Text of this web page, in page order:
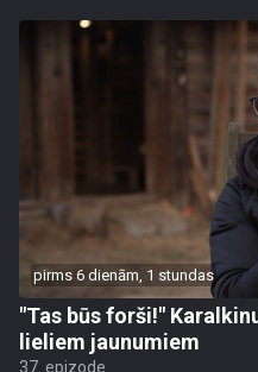
pirms 6 dienām, 1 stundas
"Tas būs forši!"
lieliem jaunumiem
37. epizode